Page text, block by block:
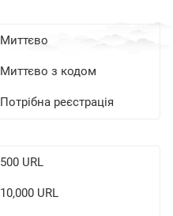
Миттєво
Миттєво з кодом
Потрібна реєстрація
500 URL
10,000 URL